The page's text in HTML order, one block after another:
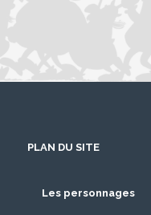
PLAN DU SITE
Les personnages